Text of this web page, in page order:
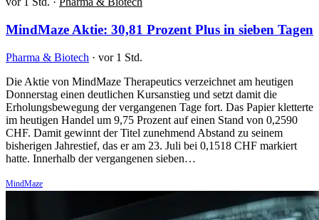
MindMaze Aktie: 30,81 Prozent Plus in sieben Tagen
Pharma & Biotech · vor 1 Std.
Die Aktie von MindMaze Therapeutics verzeichnet am heutigen
Donnerstag einen deutlichen Kursanstieg und setzt damit die
Erholungsbewegung der vergangenen Tage fort. Das Papier kletterte
im heutigen Handel um 9,75 Prozent auf einen Stand von 0,2590
CHF. Damit gewinnt der Titel zunehmend Abstand zu seinem
bisherigen Jahrestief, das er am 23. Juli bei 0,1518 CHF markiert
hatte. Innerhalb der vergangenen sieben…
MindMaze